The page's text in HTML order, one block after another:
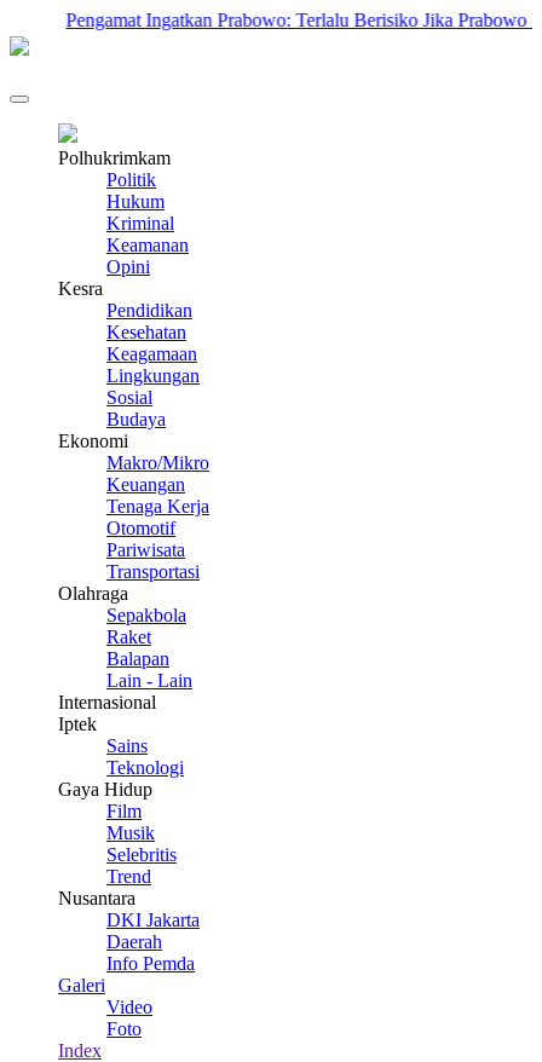
Ingatkan Prabowo: Terlalu Berisiko Jika Prabowo Hadiri
Polhukrimkam
Politik
Hukum
Kriminal
Keamanan
Opini
Kesra
Pendidikan
Kesehatan
Keagamaan
Lingkungan
Sosial
Budaya
Ekonomi
Makro/Mikro
Keuangan
Tenaga Kerja
Otomotif
Pariwisata
Transportasi
Olahraga
Sepakbola
Raket
Balapan
Lain - Lain
Internasional
Iptek
Sains
Teknologi
Gaya Hidup
Film
Musik
Selebritis
Trend
Nusantara
DKI Jakarta
Daerah
Info Pemda
Galeri
Video
Foto
Index